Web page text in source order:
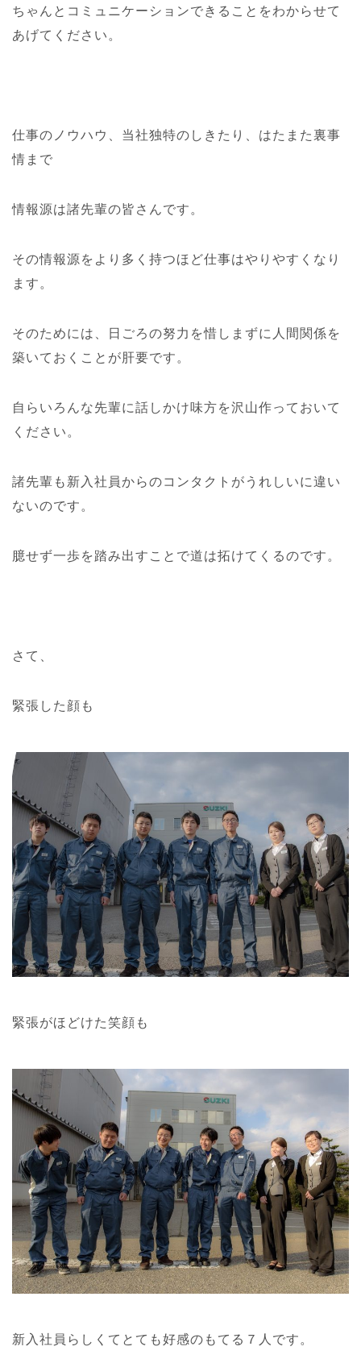
ちゃんとコミュニケーションできることをわからせて
あげてください。
仕事のノウハウ、当社独特のしきたり、はたまた裏事
情まで
情報源は諸先輩の皆さんです。
その情報源をより多く持つほど仕事はやりやすくなり
ます。
そのためには、日ごろの努力を惜しまずに人間関係を
築いておくことが肝要です。
自らいろんな先輩に話しかけ味方を沢山作っておいて
ください。
諸先輩も新入社員からのコンタクトがうれしいに違い
ないのです。
臆せず一歩を踏み出すことで道は拓けてくるのです。
さて、
緊張した顔も
緊張がほどけた笑顔も
新入社員らしくてとても好感のもてる７人です。